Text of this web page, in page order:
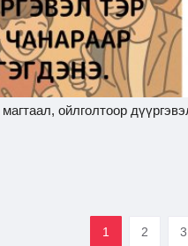
ойлголтоор
1 2 3